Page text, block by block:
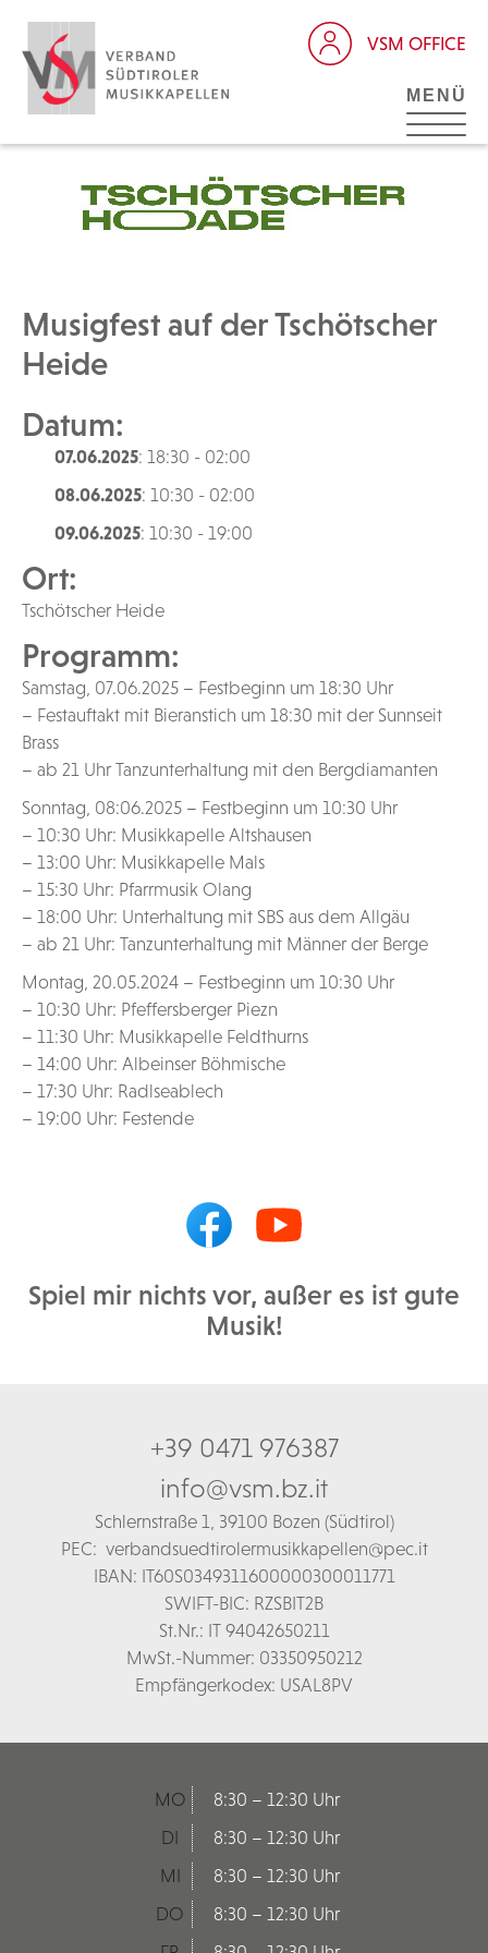
VSM OFFICE
MENÜ
Musigfest auf der Tschötscher
Heide
Datum:
07.06.2025: 18:30 - 02:00
08.06.2025: 10:30 - 02:00
09.06.2025: 10:30 - 19:00
Ort:
Tschötscher Heide
Programm:
Samstag, 07.06.2025 – Festbeginn um 18:30 Uhr
– Festauftakt mit Bieranstich um 18:30 mit der Sunnseit
Brass
– ab 21 Uhr Tanzunterhaltung mit den Bergdiamanten
Sonntag, 08:06.2025 – Festbeginn um 10:30 Uhr
– 10:30 Uhr: Musikkapelle Altshausen
– 13:00 Uhr: Musikkapelle Mals
– 15:30 Uhr: Pfarrmusik Olang
– 18:00 Uhr: Unterhaltung mit SBS aus dem Allgäu
– ab 21 Uhr: Tanzunterhaltung mit Männer der Berge
Montag, 20.05.2024 – Festbeginn um 10:30 Uhr
– 10:30 Uhr: Pfeffersberger Piezn
– 11:30 Uhr: Musikkapelle Feldthurns
– 14:00 Uhr: Albeinser Böhmische
– 17:30 Uhr: Radlseablech
– 19:00 Uhr: Festende
Spiel mir nichts vor, außer es ist gute
Musik!
+39 0471 976387
info@vsm.bz.it
Schlernstraße 1, 39100 Bozen (Südtirol)
PEC: verbandsuedtirolermusikkapellen@pec.it
IBAN: IT60S0349311600000300011771
SWIFT-BIC: RZSBIT2B
St.Nr.: IT 94042650211
MwSt.-Nummer: 03350950212
Empfängerkodex: USAL8PV
MO
8:30 – 12:30 Uhr
DI
8:30 – 12:30 Uhr
MI
8:30 – 12:30 Uhr
DO
8:30 – 12:30 Uhr